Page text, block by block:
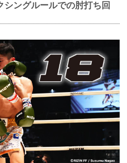
シングルールでの肘打ち回